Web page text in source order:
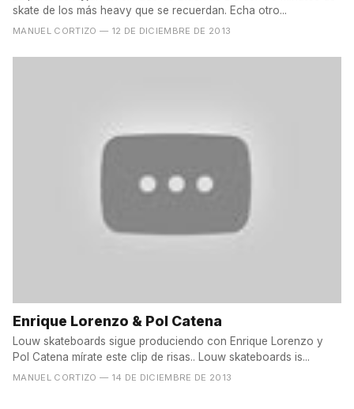
skate de los más heavy que se recuerdan. Echa otro...
MANUEL CORTIZO — 12 DE DICIEMBRE DE 2013
Enrique Lorenzo & Pol Catena
Louw skateboards sigue produciendo con Enrique Lorenzo y
Pol Catena mírate este clip de risas.. Louw skateboards is...
MANUEL CORTIZO — 14 DE DICIEMBRE DE 2013